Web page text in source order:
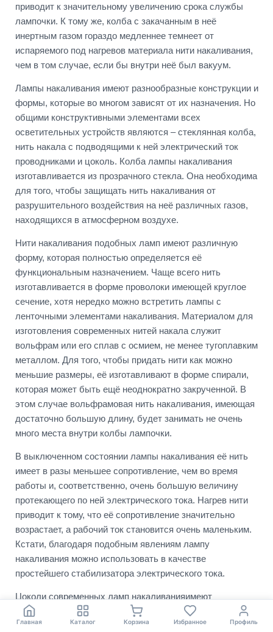
приводит к значительному увеличению срока службы
лампочки. К тому же, колба с закачанным в неё
инертным газом гораздо медленнее темнеет от
испаряемого под нагревов материала нити накаливания,
чем в том случае, если бы внутри неё был вакуум.
Лампы накаливания имеют разнообразные конструкции и
формы, которые во многом зависят от их назначения. Но
общими конструктивными элементами всех
осветительных устройств являются – стеклянная колба,
нить накала с подводящими к ней электрический ток
проводниками и цоколь. Колба лампы накаливания
изготавливается из прозрачного стекла. Она необходима
для того, чтобы защищать нить накаливания от
разрушительного воздействия на неё различных газов,
находящихся в атмосферном воздухе.
Нити накаливания подобных ламп имеют различную
форму, которая полностью определяется её
функциональным назначением. Чаще всего нить
изготавливается в форме проволоки имеющей круглое
сечение, хотя нередко можно встретить лампы с
ленточными элементами накаливания. Материалом для
изготовления современных нитей накала служит
вольфрам или его сплав с осмием, не менее тугоплавким
металлом. Для того, чтобы придать нити как можно
меньшие размеры, её изготавливают в форме спирали,
которая может быть ещё неоднократно закрученной. В
этом случае вольфрамовая нить накаливания, имеющая
достаточно большую длину, будет занимать не очень
много места внутри колбы лампочки.
В выключенном состоянии лампы накаливания её нить
имеет в разы меньшее сопротивление, чем во время
работы и, соответственно, очень большую величину
протекающего по ней электрического тока. Нагрев нити
приводит к тому, что её сопротивление значительно
возрастает, а рабочий ток становится очень маленьким.
Кстати, благодаря подобным явлениям лампу
накаливания можно использовать в качестве
простейшего стабилизатора электрического тока.
Цоколи современных ламп накаливанияимеют
стандартные размеры и снабжены резьбой. Практически
все осветительные устройства оснащаются одним из
Главная Каталог Корзина Избранное Профиль